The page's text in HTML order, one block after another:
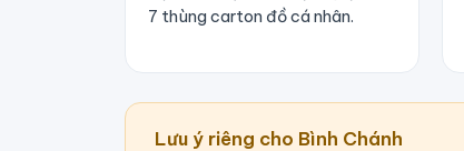
7 thùng carton đồ cá nhân.
Lưu ý riêng cho Bình Chánh